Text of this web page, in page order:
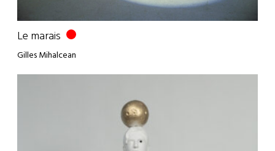
Le marais
Gilles Mihalcean